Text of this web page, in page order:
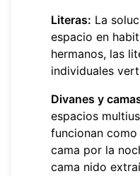
Literas: La
espacio en
hermanos, las
individuales
Divanes y
espacios
funcionan
cama por la
cama nido